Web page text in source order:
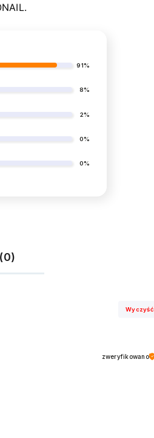
91%
8%
2%
0%
0%
Wyczyść
zweryfikowano